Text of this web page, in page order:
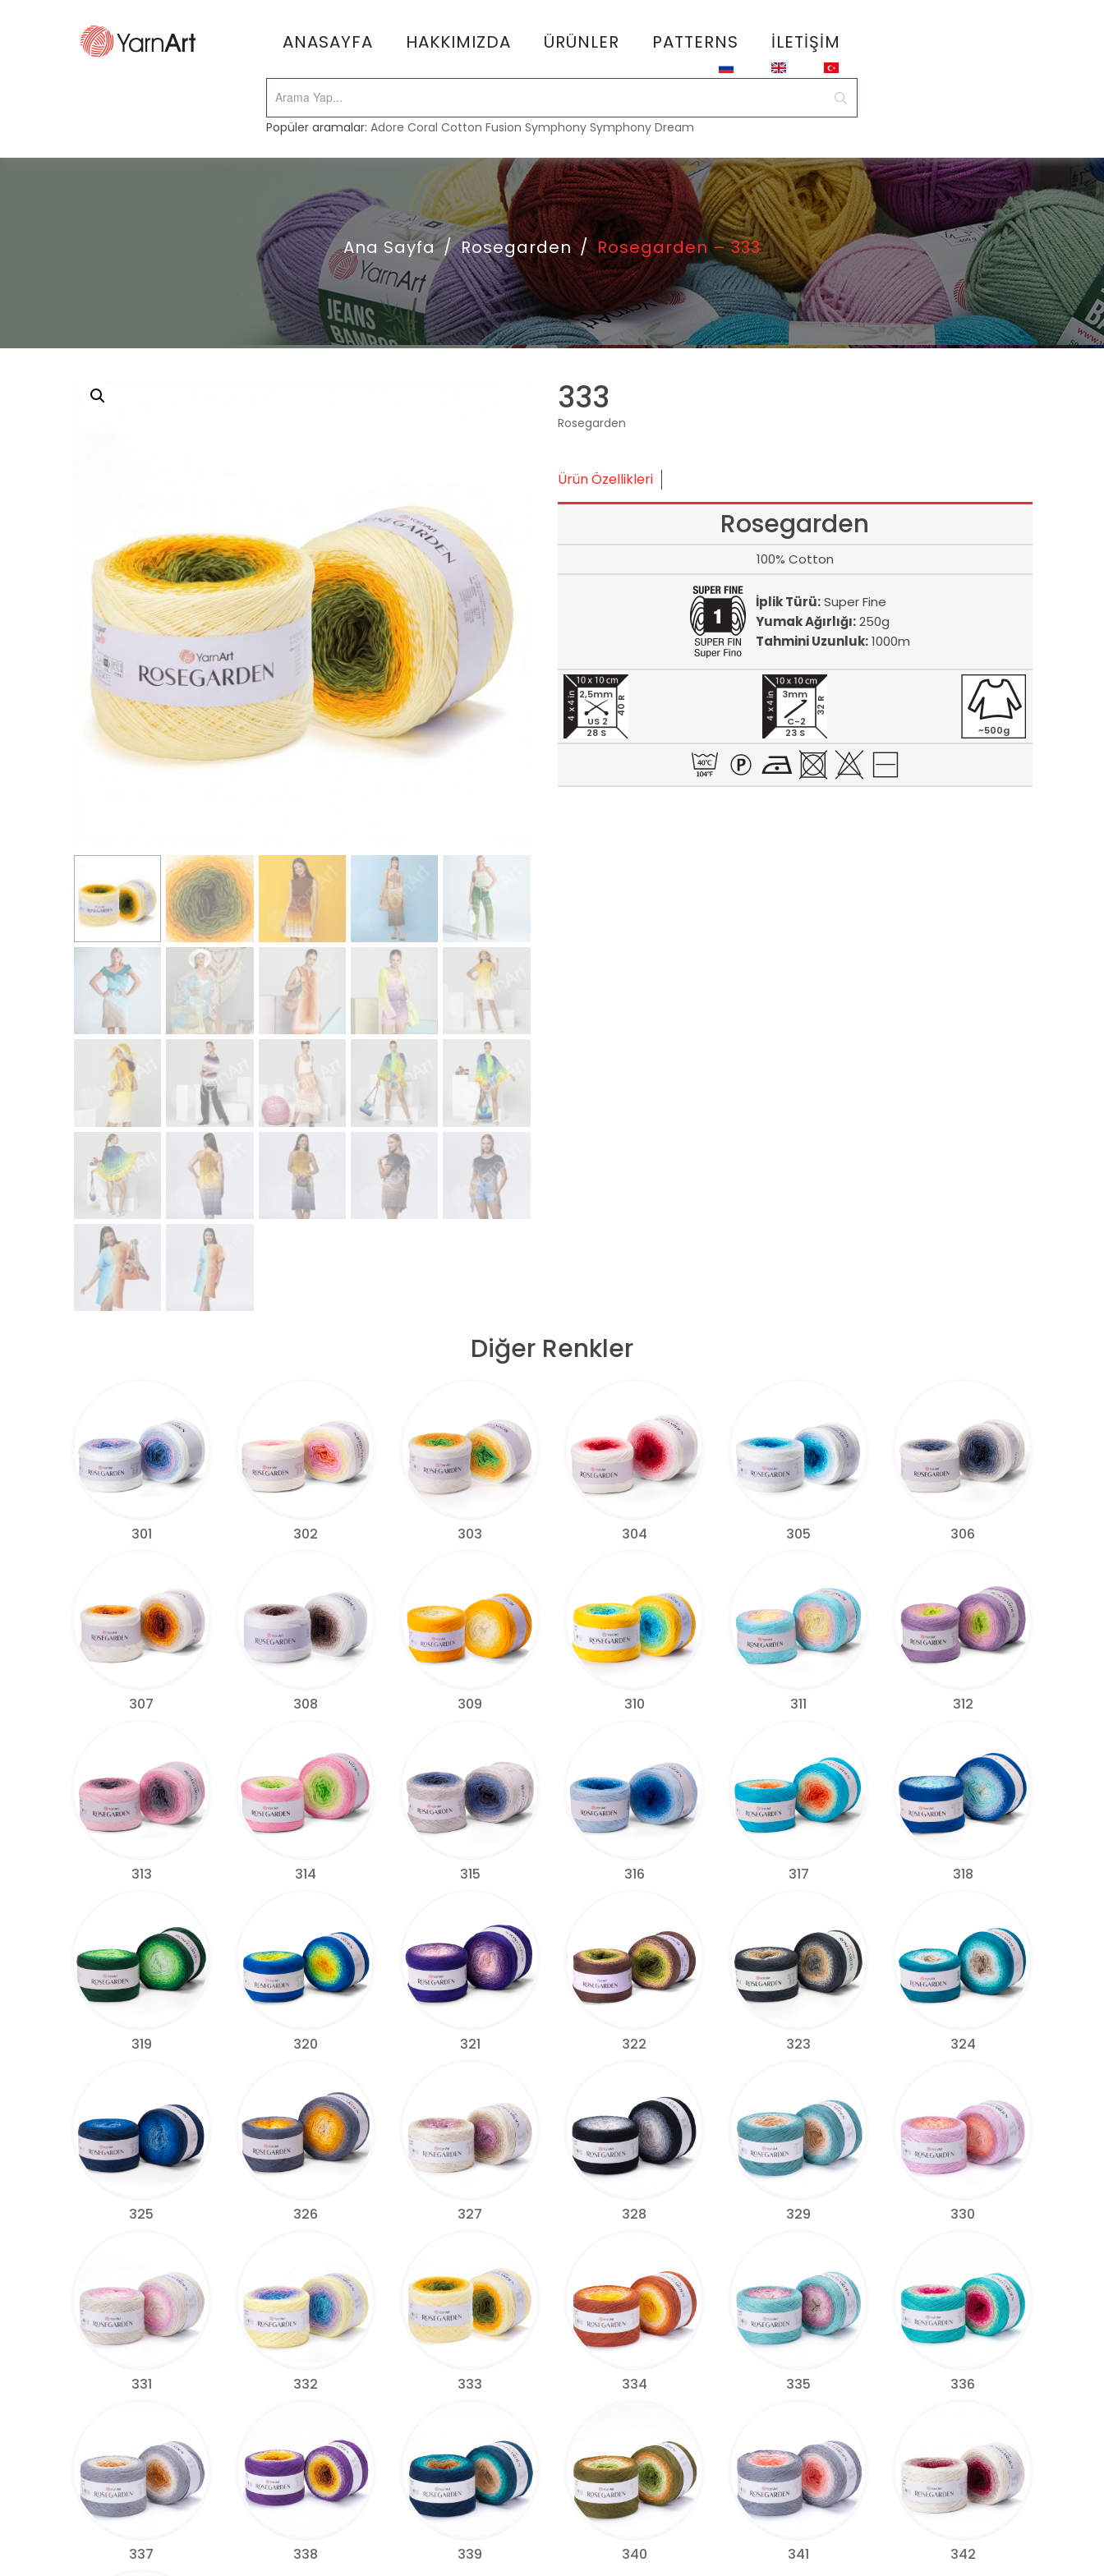
ANASAYFA HAKKIMIZDA ÜRÜNLER PATTERNS İLETIŞIM
Popüler aramalar:Adore Coral Cotton Fusion Symphony Symphony Dream
Ana Sayfa / Rosegarden / Rosegarden – 333
333
Rosegarden
Ürün Özellikleri
Rosegarden
100% Cotton
İplik Türü:Super Fine
Yumak Ağırlığı:250g
Tahmini Uzunluk:1000m
28 S
40 R
2,5mm
US 2
23 S
32 R
3mm
C-2
~500g
Diğer Renkler
301 302 303 304 305 306
307 308 309 310 311 312
313 314 315 316 317 318
319 320 321 322 323 324
325 326 327 328 329 330
331 332 333 334 335 336
337 338 339 340 341 342